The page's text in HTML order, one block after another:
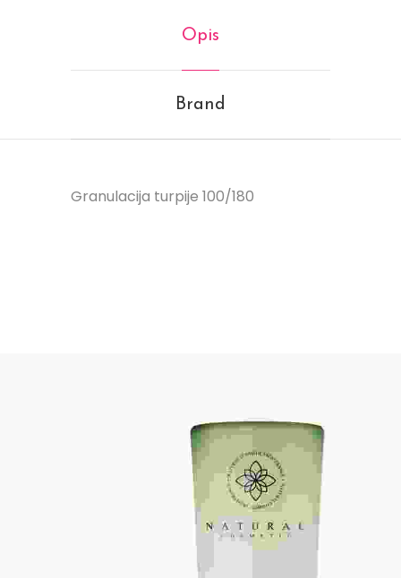
Opis
Brand
Granulacija turpije 100/180